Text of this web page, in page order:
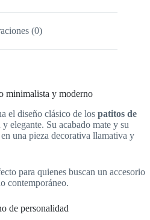
(0)
minimalista y moderno
el diseño clásico de los patitos de
elegante. Su acabado mate y su
una pieza decorativa llamativa y
para quienes buscan un accesorio
contemporáneo.
de personalidad